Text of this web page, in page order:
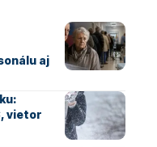
aj
vietor